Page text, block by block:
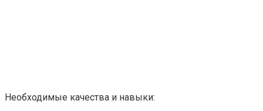
Необходимые качества и навыки: